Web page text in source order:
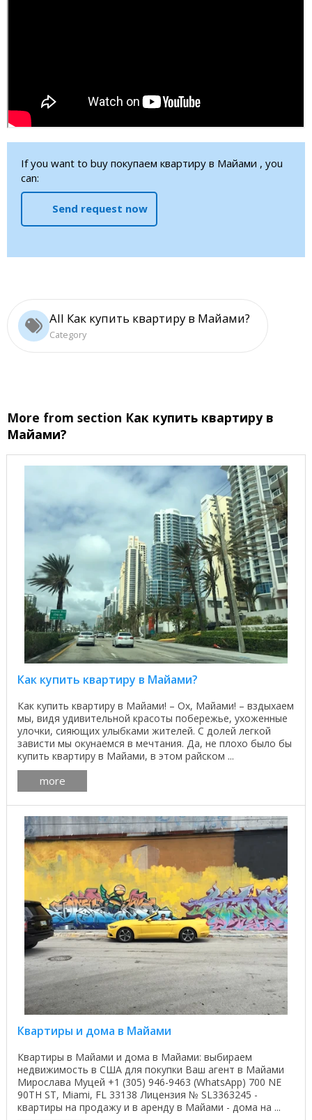
If you want to buy покупаем квартиру в Майами , you
can:
Send request now
All Как купить квартиру в Майами?
Category
More from section Как купить квартиру в
Майами?
Как купить квартиру в Майами?
Как купить квартиру в Майами! – Ох, Майами! – вздыхаем
мы, видя удивительной красоты побережье, ухоженные
улочки, сияющих улыбками жителей. С долей легкой
зависти мы окунаемся в мечтания. Да, не плохо было бы
купить квартиру в Майами, в этом райском ...
more
Квартиры и дома в Майами
Квартиры в Майами и дома в Майами: выбираем
недвижимость в США для покупки Ваш агент в Майами
Мирослава Муцей +1 (305) 946-9463 (WhatsApp) 700 NE
90TH ST, Miami, FL 33138 Лицензия № SL3363245 -
квартиры на продажу и в аренду в Майами - дома на ...